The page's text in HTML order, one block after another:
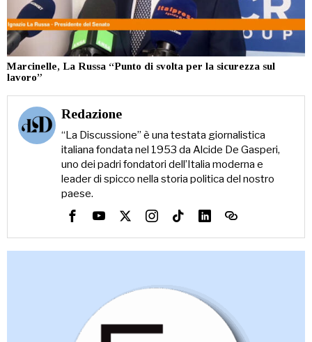
Marcinelle, La Russa “Punto di svolta per la sicurezza sul
lavoro”
Redazione
“La Discussione” è una testata giornalistica
italiana fondata nel 1953 da Alcide De Gasperi,
uno dei padri fondatori dell’Italia moderna e
leader di spicco nella storia politica del nostro
paese.